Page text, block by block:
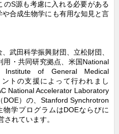
のS源も考慮に入れる必要がある
合成生物学にも有用な知見と言
武田科学振興財団、立松財団、
用・共同研究拠点、米国National
Institute of General Medical
トの支援によって行われまし
National Accelerator Laboratory
）の、Stanford Synchrotron
物学プログラムはDOEならびに
れています。